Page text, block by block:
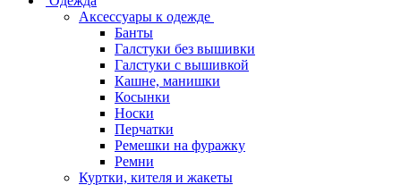
Аксессуары к одежде
Банты
Галстуки без вышивки
Галстуки с вышивкой
Кашне, манишки
Косынки
Носки
Перчатки
Ремешки на фуражку
Ремни
Куртки, кителя и жакеты